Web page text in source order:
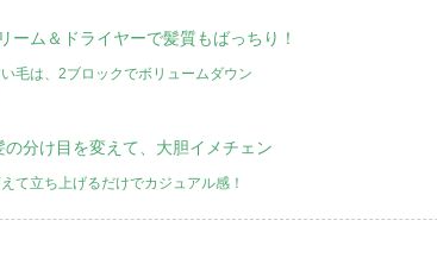
ーム＆ドライヤーで髪質もばっちり！
毛は、2ブロックでボリュームダウン
の分け目を変えて、大胆イメチェン
て立ち上げるだけでカジュアル感！